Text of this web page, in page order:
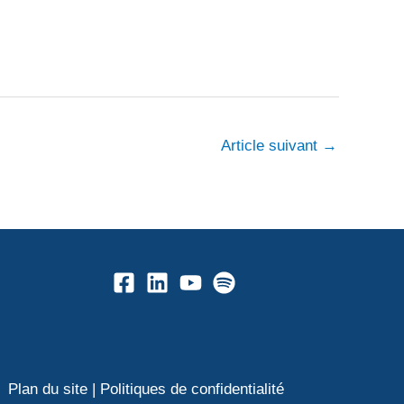
Article suivant →
Plan du site | Politiques de confidentialité